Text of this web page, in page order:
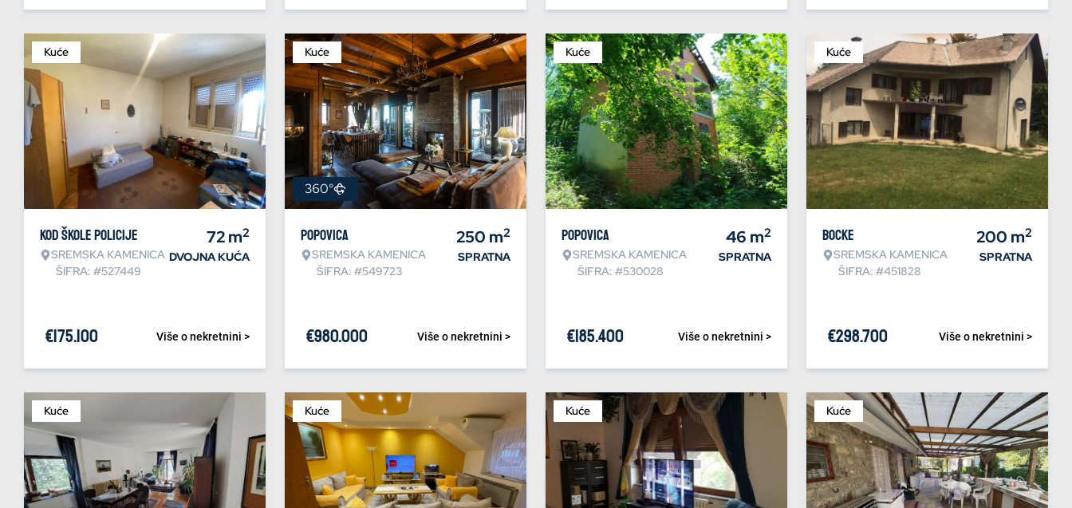
Kuće
Kod škole policije
SREMSKA KAMENICA
ŠIFRA: #527449
72m2
DVOJNA KUĆA
Više o nekretnini >
€175.100
Kuće
360°
Popovica
SREMSKA KAMENICA
ŠIFRA: #549723
250 m2
SPRATNA
Više o nekretnini >
€980.000
Kuće
Popovica
SREMSKA KAMENICA
ŠIFRA: #530028
46 m2
SPRATNA
Više o nekretnini >
€185.400
Kuće
Bocke
SREMSKA KAMENICA
ŠIFRA: #451828
200 m2
SPRATNA
Više o nekretnini >
€298.700
Kuće Kuće Kuće Kuće